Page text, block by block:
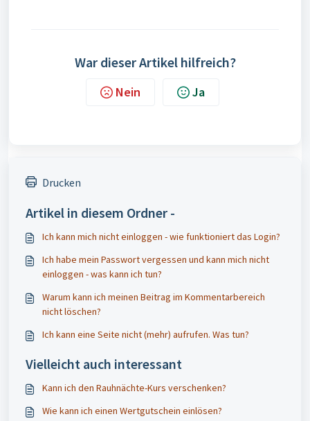
War dieser Artikel hilfreich?
Nein Ja
Drucken
Artikel in diesem Ordner -
Ich kann mich nicht einloggen - wie funktioniert das Login?
Ich habe mein Passwort vergessen und kann mich nicht
einloggen - was kann ich tun?
Warum kann ich meinen Beitrag im Kommentarbereich
nicht löschen?
Ich kann eine Seite nicht (mehr) aufrufen. Was tun?
Vielleicht auch interessant
Kann ich den Rauhnächte-Kurs verschenken?
Wie kann ich einen Wertgutschein einlösen?